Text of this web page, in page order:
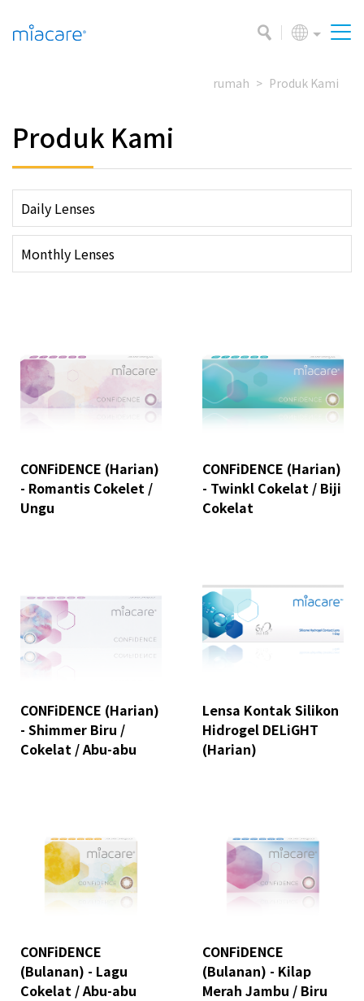
rumah Produk Kami
Produk Kami
Daily Lenses
Monthly Lenses
CONFiDENCE (Harian)
- Romantis Cokelet /
Ungu
CONFiDENCE (Harian)
- Twinkl Cokelat / Biji
Cokelat
CONFiDENCE (Harian)
- Shimmer Biru /
Cokelat / Abu-abu
Lensa Kontak Silikon
Hidrogel DELiGHT
(Harian)
CONFiDENCE
(Bulanan) - Lagu
Cokelat / Abu-abu
CONFiDENCE
(Bulanan) - Kilap
Merah Jambu / Biru